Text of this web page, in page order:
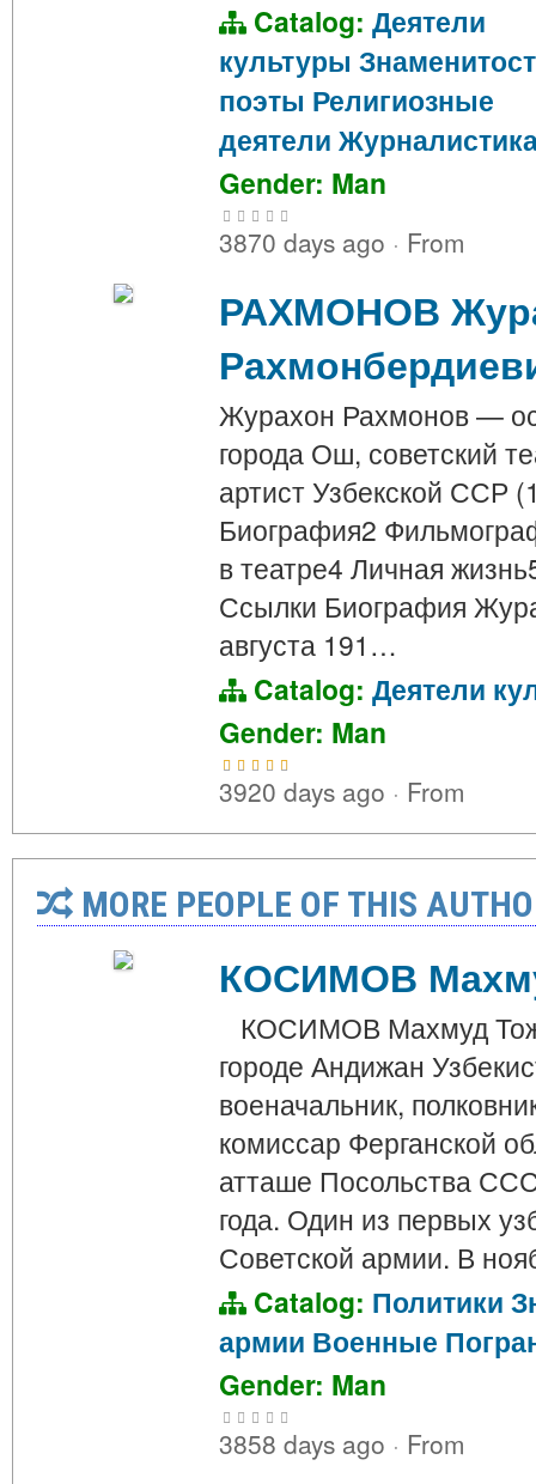
Catalog: Деятели
культуры
поэты Религиозные
деятели
Gender: Man
3870 days ago · From
РАХМОНОВ
Журахон Рахмонов —
города Ош, советский
артист Узбекской ССР
Биография2
в театре4 Личная
Ссылки Биография
августа 191…
Catalog: Деятели
Gender: Man
3920 days ago · From
MORE PEOPLE OF THIS
КОСИМОВ
КОСИМОВ Махмуд
городе Андижан
военачальник,
комиссар Ферганской
атташе Посольства
года. Один из первых
Советской армии. В
Catalog: Политики
армии Военные
Gender: Man
3858 days ago · From